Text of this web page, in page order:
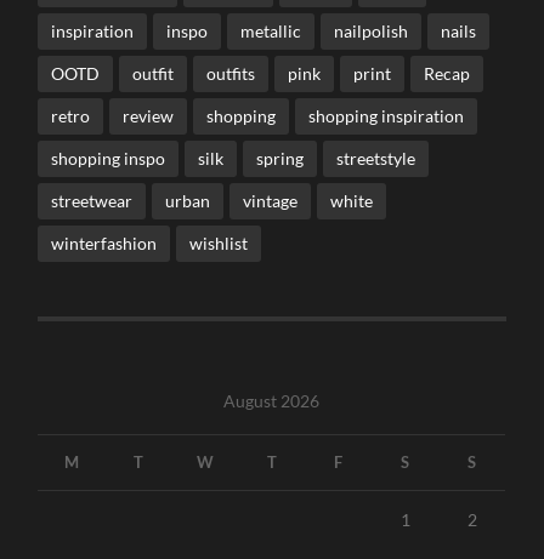
inspiration inspo metallic nailpolish nails
OOTD outfit outfits pink print Recap
retro review shopping shopping inspiration
shopping inspo silk spring streetstyle
streetwear urban vintage white
winterfashion wishlist
August 2026
M T W T F S S
1 2